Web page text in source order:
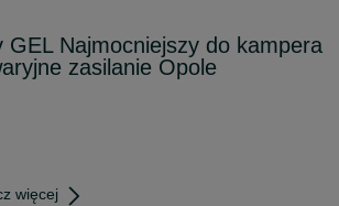
Najmocniejszy do kampera
zasilanie Opole
więcej